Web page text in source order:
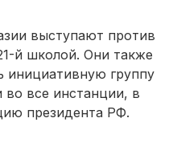
выступают против
й школой. Они также
инициативную группу
во все инстанции, в
президента РФ.